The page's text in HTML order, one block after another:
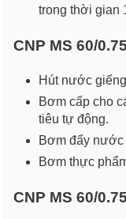
trong thời gian
CNP MS 60/
Hút nước
Bơm cấp cho
tiêu tự động.
Bơm đẩy nước
Bơm thực
CNP MS 60/